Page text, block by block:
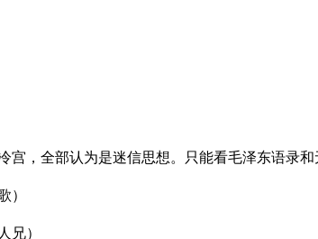
宫，全部认为是迷信思想。只能看毛泽东语录
）
兄）